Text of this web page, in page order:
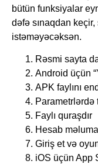
bütün funksiyalar
dəfə sınaqdan
istəməyəcəksən.
Rəsmi sayta
Android üçün
APK faylını
Faylı quraşdır
Hesab
Giriş et və
iOS üçün App